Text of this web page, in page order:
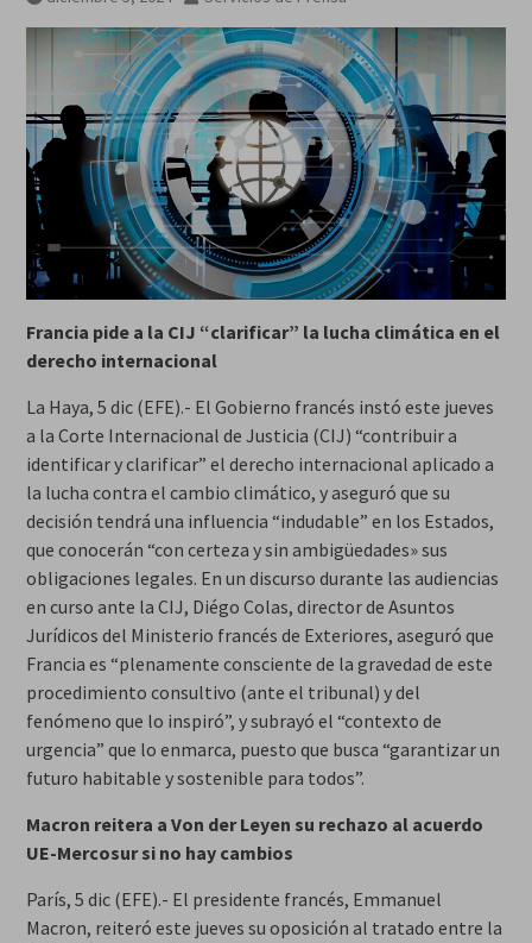
Francia pide a la CIJ “clarificar” la lucha climática en el
derecho internacional
La Haya, 5 dic (EFE).- El Gobierno francés instó este jueves
a la Corte Internacional de Justicia (CIJ) “contribuir a
identificar y clarificar” el derecho internacional aplicado a
la lucha contra el cambio climático, y aseguró que su
decisión tendrá una influencia “indudable” en los Estados,
que conocerán “con certeza y sin ambigüedades» sus
obligaciones legales. En un discurso durante las audiencias
en curso ante la CIJ, Diégo Colas, director de Asuntos
Jurídicos del Ministerio francés de Exteriores, aseguró que
Francia es “plenamente consciente de la gravedad de este
procedimiento consultivo (ante el tribunal) y del
fenómeno que lo inspiró”, y subrayó el “contexto de
urgencia” que lo enmarca, puesto que busca “garantizar un
futuro habitable y sostenible para todos”.
Macron reitera a Von der Leyen su rechazo al acuerdo
UE-Mercosur si no hay cambios
París, 5 dic (EFE).- El presidente francés, Emmanuel
Macron, reiteró este jueves su oposición al tratado entre la